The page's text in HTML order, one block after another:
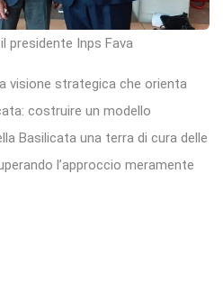
presidente Inps Fava
visione strategica che orienta
costruire un modello
Basilicata una terra di cura delle
l’approccio meramente